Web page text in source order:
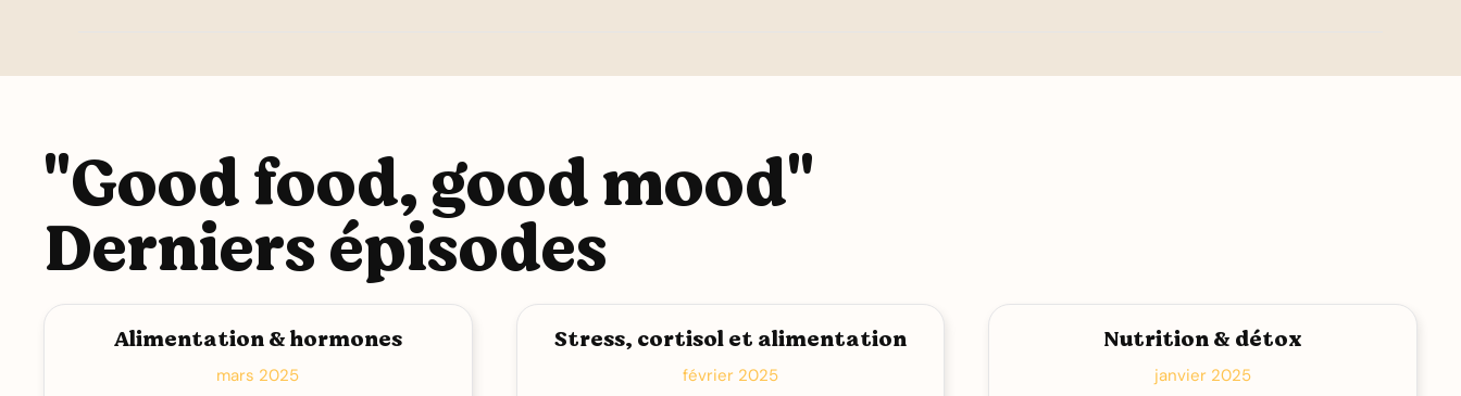
"Good food, good mood"
Derniers épisodes
Alimentation & hormones
mars 2025
Stress, cortisol et alimentation
février 2025
Nutrition & détox
janvier 2025